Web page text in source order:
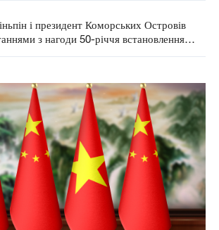
і президент Коморських Островів
з нагоди 50-річчя встановлення